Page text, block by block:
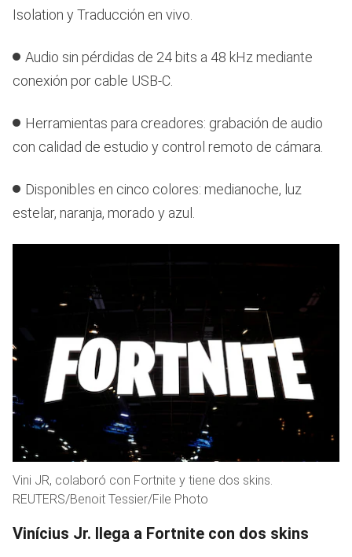
Isolation y Traducción en vivo.
Audio sin pérdidas de 24 bits a 48 kHz mediante
conexión por cable USB-C.
Herramientas para creadores: grabación de audio
con calidad de estudio y control remoto de cámara.
Disponibles en cinco colores: medianoche, luz
estelar, naranja, morado y azul.
Vini JR, colaboró con Fortnite y tiene dos skins.
REUTERS/Benoit Tessier/File Photo
Vinícius Jr. llega a Fortnite con dos skins